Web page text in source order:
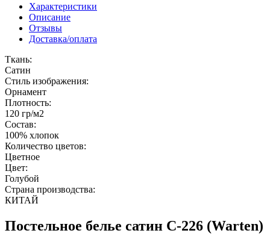
Характеристики
Описание
Отзывы
Доставка/оплата
Ткань:
Сатин
Стиль изображения:
Орнамент
Плотность:
120 гр/м2
Состав:
100% хлопок
Количество цветов:
Цветное
Цвет:
Голубой
Страна производства:
КИТАЙ
Постельное белье сатин С-226 (Warten)